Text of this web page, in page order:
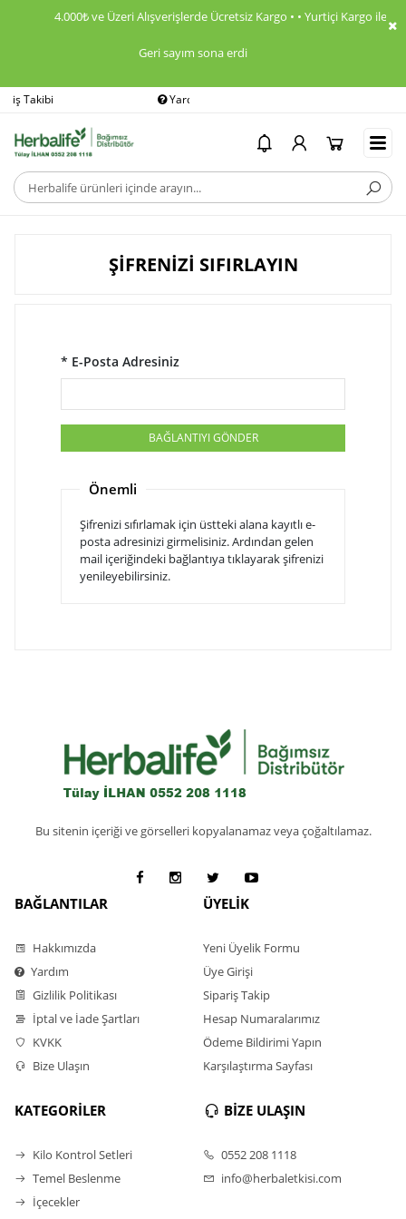
4.000₺ ve Üzeri Alışverişlerde Ücretsiz Kargo • • Yurtiçi Kargo ile
Geri sayım sona erdi
ŞİFRENİZİ SIFIRLAYIN
* E-Posta Adresiniz
BAĞLANTIYI GÖNDER
Önemli
Şifrenizi sıfırlamak için üstteki alana kayıtlı e-
posta adresinizi girmelisiniz. Ardından gelen
mail içeriğindeki bağlantıya tıklayarak şifrenizi
yenileyebilirsiniz.
Bu sitenin içeriği ve görselleri kopyalanamaz veya çoğaltılamaz.
BAĞLANTILAR
Hakkımızda
Yardım
Gizlilik Politikası
İptal ve İade Şartları
KVKK
Bize Ulaşın
ÜYELİK
Yeni Üyelik Formu
Üye Girişi
Sipariş Takip
Hesap Numaralarımız
Ödeme Bildirimi Yapın
Karşılaştırma Sayfası
KATEGORİLER
Kilo Kontrol Setleri
Temel Beslenme
İçecekler
BİZE ULAŞIN
0552 208 1118
info@herbaletkisi.com